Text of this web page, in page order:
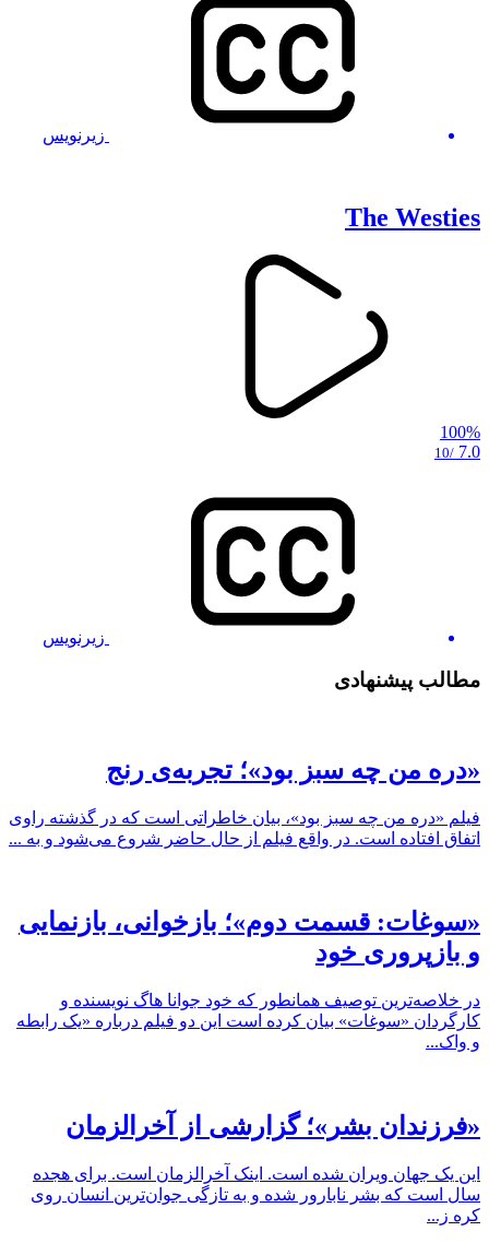
زیرنویس
The Westies
100%
7.0
/10
زیرنویس
مطالب پیشنهادی
«دره من چه سبز بود»؛ تجربه‌ی رنج
فیلم «دره من چه سبز بود»، بیان خاطراتی است که در گذشته راوی
اتفاق افتاده است. در واقع فیلم از حال حاضر شروع می‌شود و به ...
«سوغات: قسمت دوم»؛ بازخوانی، بازنمایی
و بازپروری خود
در خلاصه‌ترین توصیف همانطور که خود جوانا هاگ نویسنده و
کارگردان «سوغات» بیان کرده است این دو فیلم درباره «یک رابطه
و واک...
«فرزندان بشر»؛ گزارشی از آخرالزمان
این یک جهان ویران شده است. اینک آخرالزمان است. برای هجده
سال است که بشر نابارور شده و به تازگی جوان‌ترین انسان روی
کره ز...